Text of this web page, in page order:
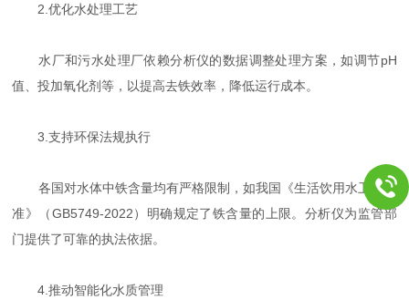
2.优化水处理工艺
水厂和污水处理厂依赖分析仪的数据调整处理方案，如调节pH
值、投加氧化剂等，以提高去铁效率，降低运行成本。
3.支持环保法规执行
各国对水体中铁含量均有严格限制，如我国《生活饮用水卫生标
准》（GB5749-2022）明确规定了铁含量的上限。分析仪为监管部
门提供了可靠的执法依据。
4.推动智能化水质管理